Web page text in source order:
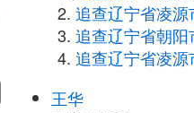
追查辽宁省凌
追查辽宁省朝
追查辽宁省凌
王华